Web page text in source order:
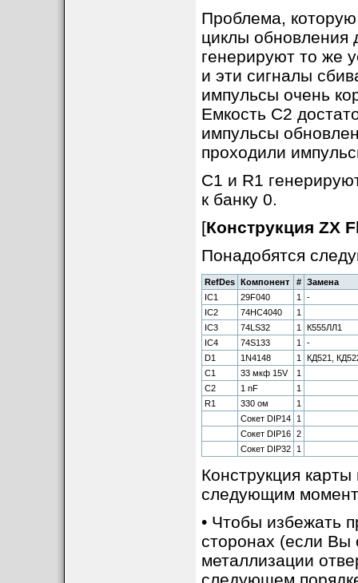
Проблема,
циклы обновления
генерируют то же
и эти сигналы
импульсы очень
Емкость C2
импульсы
проходили
C1 и R1
к банку 0.
[Конструкция ZX
Понадобятся
RefDes Компонент #
Замена
IC1
29F040 1
-
IC2
74HC4040
1
IC3
74LS32 1
К555ЛЛ1
IC4
74S133 1
-
D1
1N4148 1
КД521,
C1
33 мкф 15V
1
C2
1 nF
1
R1
330 ом
1
Сокет DIP14
1
Сокет DIP16
2
Сокет DIP32
1
Конструкция
следующим
• Чтобы избежать
сторонах (если Вы
металлизации